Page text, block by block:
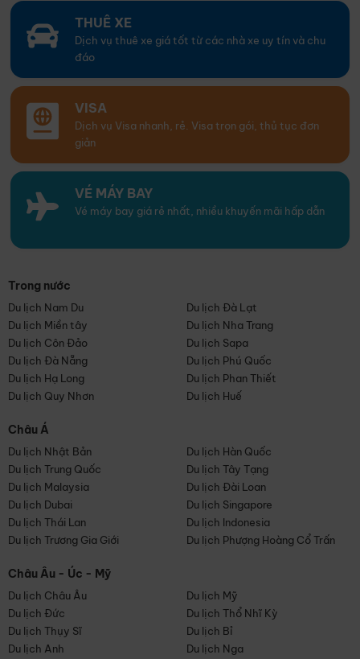
THUÊ XE
Dịch vụ thuê xe giá tốt từ các nhà xe uy tín và chu
đáo
VISA
Dịch vụ Visa nhanh, rẻ. Visa trọn gói, thủ tục đơn
giản
VÉ MÁY BAY
Vé máy bay giá rẻ nhất, nhiều khuyến mãi hấp dẫn
Trong nước
Du lịch Nam Du
Du lịch Đà Lạt
Du lịch Miền tây
Du lịch Nha Trang
Du lịch Côn Đảo
Du lịch Sapa
Du lịch Đà Nẵng
Du lịch Phú Quốc
Du lịch Hạ Long
Du lịch Phan Thiết
Du lịch Quy Nhơn
Du lịch Huế
Châu Á
Du lịch Nhật Bản
Du lịch Hàn Quốc
Du lịch Trung Quốc
Du lịch Tây Tạng
Du lịch Malaysia
Du lịch Đài Loan
Du lịch Dubai
Du lịch Singapore
Du lịch Thái Lan
Du lịch Indonesia
Du lịch Trương Gia Giới
Du lịch Phượng Hoàng Cổ Trấn
Châu Âu - Úc - Mỹ
Du lịch Châu Âu
Du lịch Mỹ
Du lịch Đức
Du lịch Thổ Nhĩ Kỳ
Du lịch Thụy Sĩ
Du lịch Bỉ
Du lịch Anh
Du lịch Nga